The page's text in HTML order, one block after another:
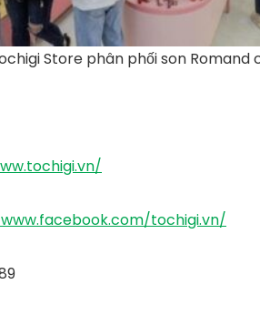
Store phân phối son Romand
tochigi.vn/